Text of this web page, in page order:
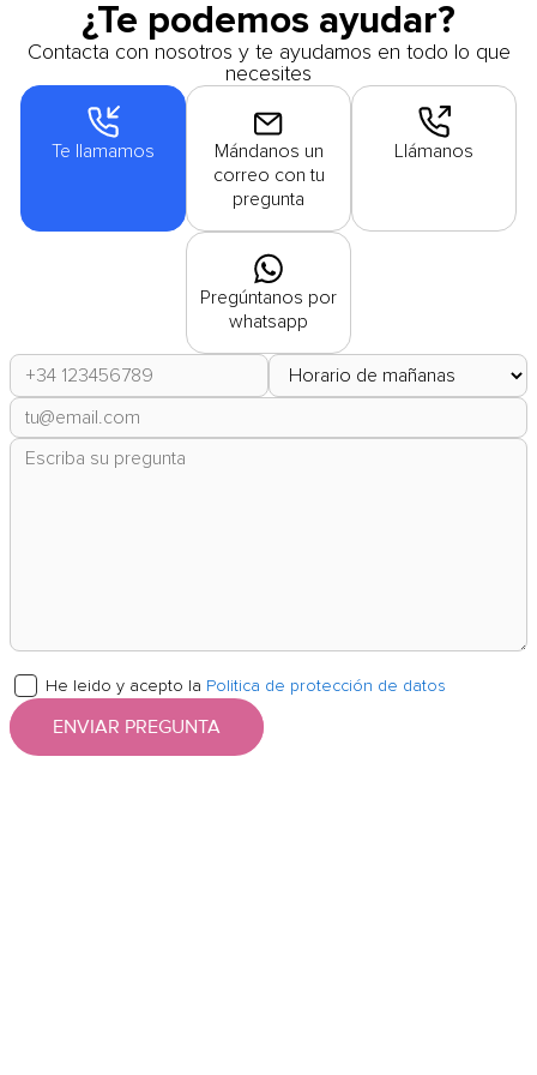
¿Te podemos ayudar?
Contacta con nosotros y te ayudamos en todo lo que
necesites
Te llamamos
Mándanos un
correo con tu
pregunta
Llámanos
Pregúntanos por
whatsapp
He leido y acepto la Politica de protección de datos
ENVIAR PREGUNTA